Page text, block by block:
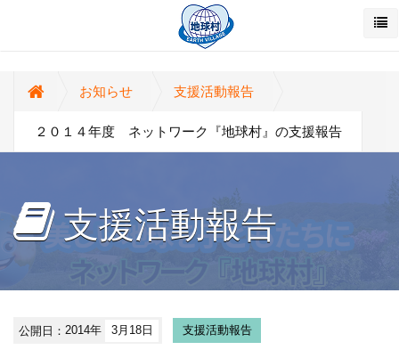
お知らせ 支援活動報告
２０１４年度 ネットワーク『地球村』の支援報告
支援活動報告
公開日：2014年 3月18日 支援活動報告